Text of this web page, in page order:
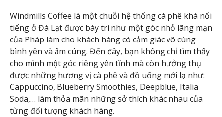
Windmills Coffee là một chuỗi hệ thống cà phê khá nổi
tiếng ở Đà Lạt được bày trí như một góc nhỏ lãng mạn
của Pháp làm cho khách hàng có cảm giác vô cùng
bình yên và ấm cúng. Đến đây, bạn không chỉ tìm thấy
cho mình một góc riêng yên tĩnh mà còn hưởng thụ
được những hương vị cà phê và đồ uống mới lạ như:
Cappuccino, Blueberry Smoothies, Deepblue, Italia
Soda,… làm thỏa mãn những sở thích khác nhau của
từng đối tượng khách hàng.